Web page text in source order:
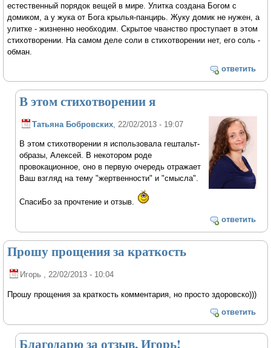
естественный порядок вещей в мире. Улитка создана Богом с
домиком, а у жука от Бога крылья-панцирь. Жуку домик не нужен, а
улитке - жизненно необходим. Скрытое чванство проступает в этом
стихотворении. На самом деле соли в стихотворении нет, его соль -
обман.
ответить
В этом стихотворении я
Татьяна Бобровских , 22/02/2013 - 19:07
В этом стихотворении я использовала гештальт-
образы, Алексей. В некотором роде
провокационное, оно в первую очередь отражает
Ваш взгляд на тему "жертвенности" и "смысла".
СпасиБо за прочтение и отзыв.
ответить
Прошу прощения за краткость
Игорь , 22/02/2013 - 10:04
Прошу прощения за краткость комментария, но просто здоровско)))
ответить
Благодарю за отзыв, Игорь!